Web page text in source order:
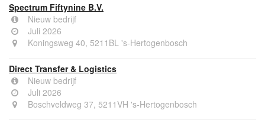
Spectrum Fiftynine B.V.
Nieuw bedrijf
Juli 2026
Koningsweg 40, 5211BL 's-Hertogenbosch
Direct Transfer & Logistics
Nieuw bedrijf
Juli 2026
Boschveldweg 37, 5211VH 's-Hertogenbosch